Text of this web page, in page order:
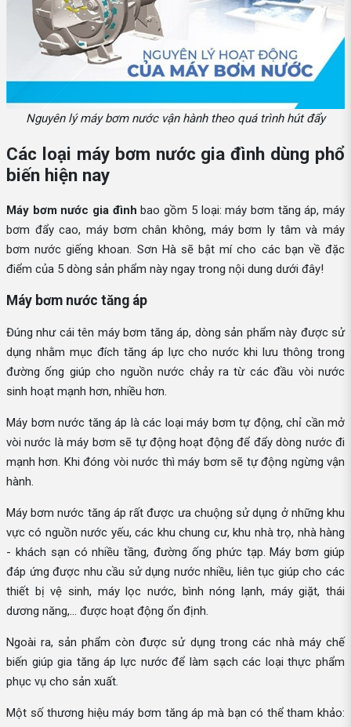
Nguyên lý máy bơm nước vận hành theo quá trình hút đẩy
Các loại máy bơm nước gia đình dùng phổ
biến hiện nay
Máy bơm nước gia đình bao gồm 5 loại: máy bơm tăng áp, máy
bơm đẩy cao, máy bơm chân không, máy bơm ly tâm và máy
bơm nước giếng khoan. Sơn Hà sẽ bật mí cho các bạn về đặc
điểm của 5 dòng sản phẩm này ngay trong nội dung dưới đây!
Máy bơm nước tăng áp
Đúng như cái tên máy bơm tăng áp, dòng sản phẩm này được sử
dụng nhằm mục đích tăng áp lực cho nước khi lưu thông trong
đường ống giúp cho nguồn nước chảy ra từ các đầu vòi nước
sinh hoạt mạnh hơn, nhiều hơn.
Máy bơm nước tăng áp là các loại máy bơm tự động, chỉ cần mở
vòi nước là máy bơm sẽ tự động hoạt động để đẩy dòng nước đi
mạnh hơn. Khi đóng vòi nước thì máy bơm sẽ tự động ngừng vận
hành.
Máy bơm nước tăng áp rất được ưa chuộng sử dụng ở những khu
vực có nguồn nước yếu, các khu chung cư, khu nhà trọ, nhà hàng
- khách sạn có nhiều tầng, đường ống phức tạp. Máy bơm giúp
đáp ứng được nhu cầu sử dụng nước nhiều, liên tục giúp cho các
thiết bị vệ sinh, máy lọc nước, bình nóng lạnh, máy giặt, thái
dương năng,... được hoạt động ổn định.
Ngoài ra, sản phẩm còn được sử dụng trong các nhà máy chế
biến giúp gia tăng áp lực nước để làm sạch các loại thực phẩm
phục vụ cho sản xuất.
Một số thương hiệu máy bơm tăng áp mà bạn có thể tham khảo: